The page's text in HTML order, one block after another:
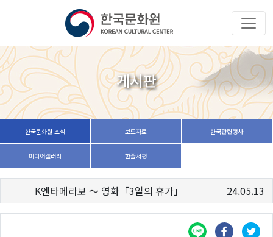
게시판
한국문화원 소식 보도자료 한국관련행사
미디어갤러리 한줄서평
K엔타메라보 ～ 영화「3일의 휴가」 24.05.13